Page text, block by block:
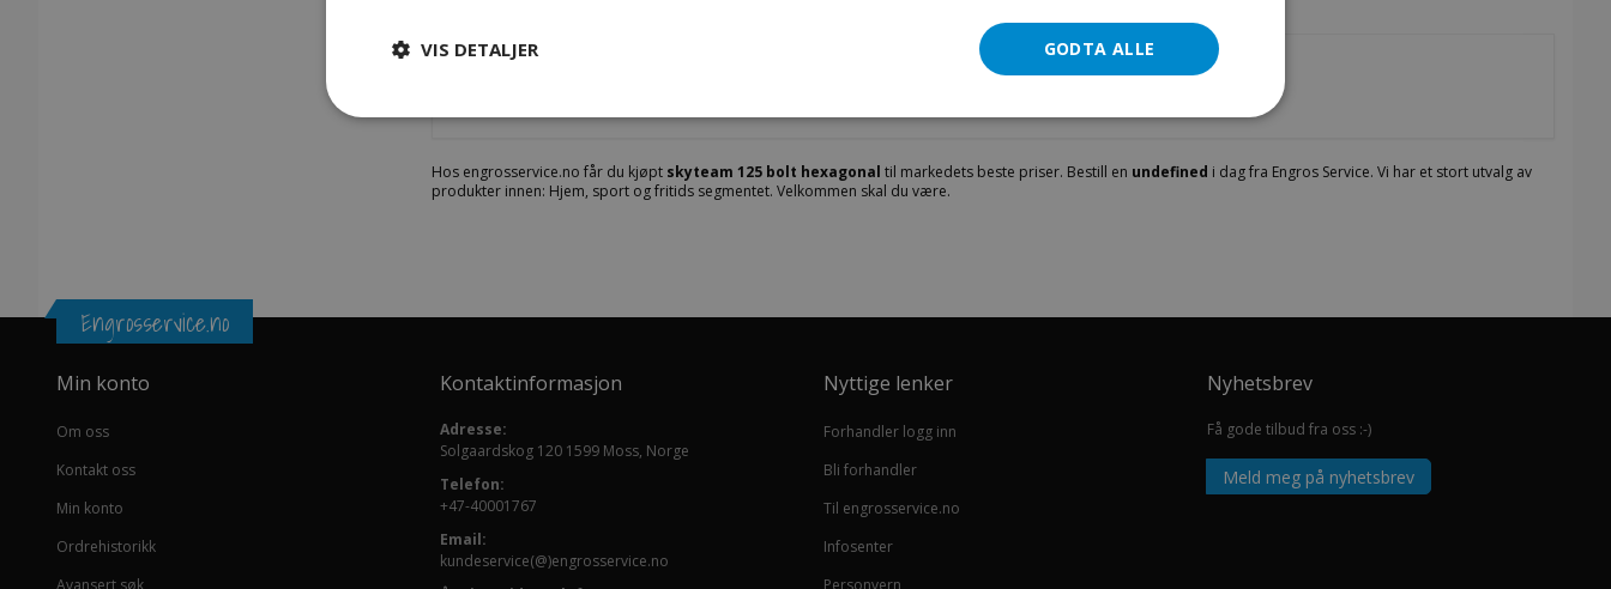
bildegalleri
Hos engrosservice.no får du kjøpt skyteam 125 bolt hexagonal til markedets beste priser. Bestill en undefined i dag fra Engros Service. Vi har et stort utvalg av
produkter innen: Hjem, sport og fritids segmentet. Velkommen skal du være.
Engrosservice.no
Min konto
Om oss
Kontakt oss
Min konto
Ordrehistorikk
Kontaktinformasjon
Adresse:
Solgaardskog 120 1599 Moss, Norge
Telefon:
+47-40001767
Email:
kundeservice(@)engrosservice.no
Nyttige lenker
Forhandler logg inn
Bli forhandler
Til engrosservice.no
Infosenter
Nyhetsbrev
Få gode tilbud fra oss :-)
Meld meg på nyhetsbrev
GODTA ALLE
VIS DETALJER